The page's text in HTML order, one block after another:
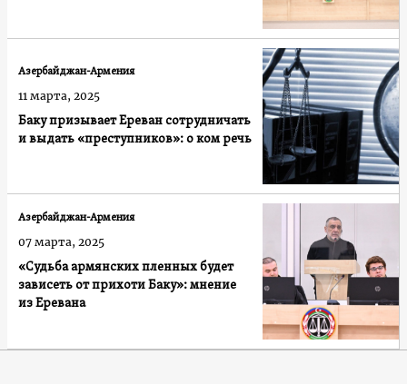
Баку призывает Ереван сотрудничать
и выдать «преступников»: о ком речь
Азербайджан-Армения
11 марта, 2025
«Судьба армянских пленных будет
зависеть от прихоти Баку»: мнение
из Еревана
Азербайджан-Армения
07 марта, 2025